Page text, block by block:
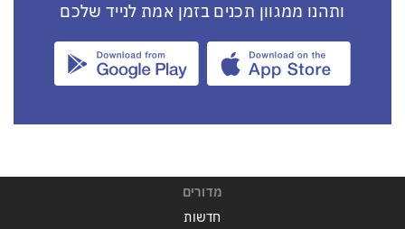
ותהנו ממגוון תכנים בזמן אמת לנייד שלכם
מדורים
חדשות